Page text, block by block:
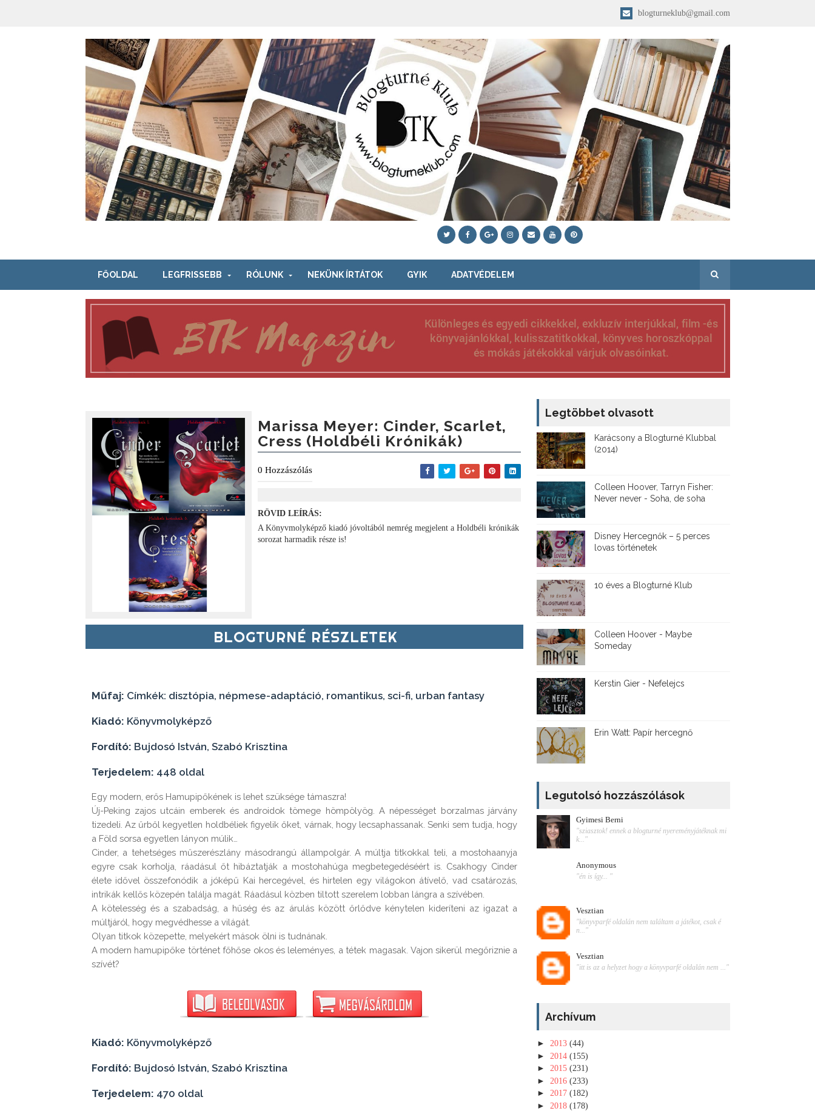
blogturneklub@gmail.com
FŐOLDAL LEGFRISSEBB RÓLUNK NEKÜNK ÍRTÁTOK GYIK ADATVÉDELEM
Marissa Meyer: Cinder, Scarlet,
Cress (Holdbéli Krónikák)
0 Hozzászólás
RÖVID LEÍRÁS:
A Könyvmolyképző kiadó jóvoltából nemrég megjelent a Holdbéli krónikák
sorozat harmadik része is!
BLOGTURNÉ RÉSZLETEK
Műfaj: Címkék: disztópia, népmese-adaptáció, romantikus, sci-fi, urban fantasy
Kiadó: Könyvmolyképző
Fordító: Bujdosó István, Szabó Krisztina
Terjedelem: 448 oldal
Egy modern, erős Hamupipőkének is lehet szüksége támaszra!
Új-Peking zajos utcáin emberek és androidok tömege hömpölyög. A népességet borzalmas járvány
tizedeli. Az űrből kegyetlen holdbéliek figyelik őket, várnak, hogy lecsaphassanak. Senki sem tudja, hogy
a Föld sorsa egyetlen lányon múlik…
Cinder, a tehetséges műszerészlány másodrangú állampolgár. A múltja titkokkal teli, a mostohaanyja
egyre csak korholja, ráadásul őt hibáztatják a mostohahúga megbetegedéséért is. Csakhogy Cinder
élete idővel összefonódik a jóképű Kai hercegével, és hirtelen egy világokon átívelő, vad csatározás,
intrikák kellős közepén találja magát. Ráadásul közben tiltott szerelem lobban lángra a szívében.
A kötelesség és a szabadság, a hűség és az árulás között őrlődve kénytelen kideríteni az igazat a
múltjáról, hogy megvédhesse a világát.
Olyan titkok közepette, melyekért mások ölni is tudnának.
A modern hamupipőke történet főhőse okos és leleményes, a tétek magasak. Vajon sikerül megőriznie a
szívét?
Kiadó: Könyvmolyképző
Fordító: Bujdosó István, Szabó Krisztina
Terjedelem: 470 oldal
Legtöbbet olvasott
Karácsony a Blogturné Klubbal
(2014)
Colleen Hoover, Tarryn Fisher:
Never never - Soha, de soha
Disney ​Hercegnők – 5 perces
lovas történetek
10 éves a Blogturné Klub
Colleen Hoover - Maybe
Someday
Kerstin Gier - Nefelejcs
Erin Watt: Papír hercegnő
Legutolsó hozzászólások
Gyimesi Berni
"sziasztok! ennek a blogturné nyereményjátéknak mi
k..."
Anonymous
"én is így... "
Vesztian
"könyvparfé oldalán nem találtam a játékot, csak é
n..."
Vesztian
"itt is az a helyzet hogy a könyvparfé oldalán nem ..."
Archívum
► 2013 (44)
► 2014 (155)
► 2015 (231)
► 2016 (233)
► 2017 (182)
► 2018 (178)